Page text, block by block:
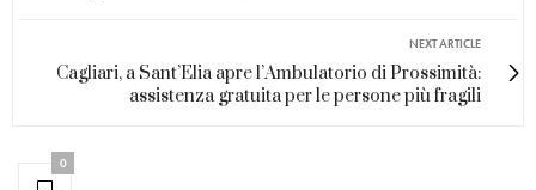
NEXT ARTICLE
Cagliari, a Sant’Elia apre l’Ambulatorio di Prossimità:
assistenza gratuita per le persone più fragili
0